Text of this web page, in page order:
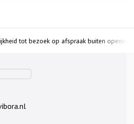
tot bezoek op afspraak buiten